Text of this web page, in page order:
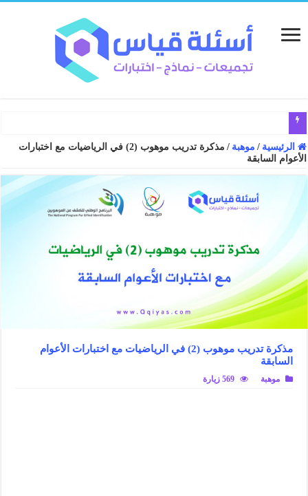
الرئيسية / موهبة /
مذكرة تدريب موهوب (2) في الرياضيات مع اختبارات
الأعوام السابقة
مذكرة تدريب موهوب (2) في الرياضيات مع اختبارات الأعوام
السابقة
موهبة 569 زيارة